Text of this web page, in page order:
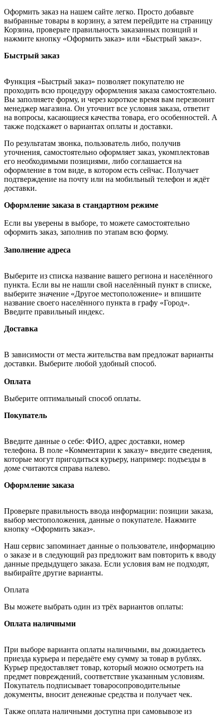
Оформить заказ на нашем сайте легко. Просто добавьте
выбранные товары в корзину, а затем перейдите на страницу
Корзина, проверьте правильность заказанных позиций и
нажмите кнопку «Оформить заказ» или «Быстрый заказ».
Быстрый заказ
Функция «Быстрый заказ» позволяет покупателю не
проходить всю процедуру оформления заказа самостоятельно.
Вы заполняете форму, и через короткое время вам перезвонит
менеджер магазина. Он уточнит все условия заказа, ответит
на вопросы, касающиеся качества товара, его особенностей. А
также подскажет о вариантах оплаты и доставки.
По результатам звонка, пользователь либо, получив
уточнения, самостоятельно оформляет заказ, укомплектовав
его необходимыми позициями, либо соглашается на
оформление в том виде, в котором есть сейчас. Получает
подтверждение на почту или на мобильный телефон и ждёт
доставки.
Оформление заказа в стандартном режиме
Если вы уверены в выборе, то можете самостоятельно
оформить заказ, заполнив по этапам всю форму.
Заполнение адреса
Выберите из списка название вашего региона и населённого
пункта. Если вы не нашли свой населённый пункт в списке,
выберите значение «Другое местоположение» и впишите
название своего населённого пункта в графу «Город».
Введите правильный индекс.
Доставка
В зависимости от места жительства вам предложат варианты
доставки. Выберите любой удобный способ.
Оплата
Выберите оптимальный способ оплаты.
Покупатель
Введите данные о себе: ФИО, адрес доставки, номер
телефона. В поле «Комментарии к заказу» введите сведения,
которые могут пригодиться курьеру, например: подъезды в
доме считаются справа налево.
Оформление заказа
Проверьте правильность ввода информации: позиции заказа,
выбор местоположения, данные о покупателе. Нажмите
кнопку «Оформить заказ».
Наш сервис запоминает данные о пользователе, информацию
о заказе и в следующий раз предложит вам повторить к вводу
данные предыдущего заказа. Если условия вам не подходят,
выбирайте другие варианты.
Оплата
Вы можете выбрать один из трёх вариантов оплаты:
Оплата наличными
При выборе варианта оплаты наличными, вы дожидаетесь
приезда курьера и передаёте ему сумму за товар в рублях.
Курьер предоставляет товар, который можно осмотреть на
предмет повреждений, соответствие указанным условиям.
Покупатель подписывает товаросопроводительные
документы, вносит денежные средства и получает чек.
Также оплата наличными доступна при самовывозе из